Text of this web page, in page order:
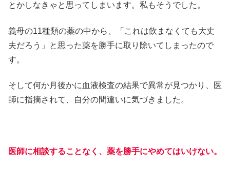
とかしなきゃと思ってしまいます。私もそうでした。
義母の11種類の薬の中から、「これは飲まなくても大丈
夫だろう」と思った薬を勝手に取り除いてしまったので
す。
そして何か月後かに血液検査の結果で異常が見つかり、医
師に指摘されて、自分の間違いに気づきました。
医師に相談することなく、薬を勝手にやめてはいけない。